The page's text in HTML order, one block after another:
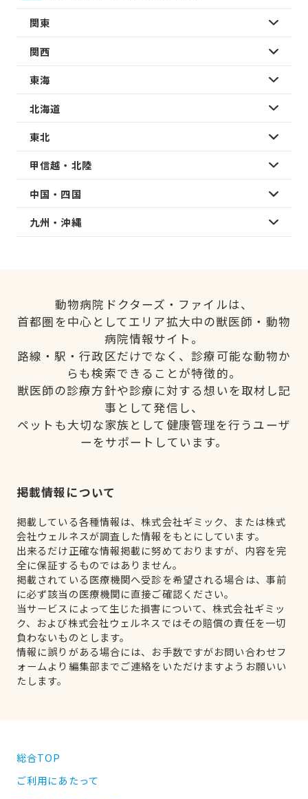
関東
関西
東海
北海道
東北
甲信越・北陸
中国・四国
九州・沖縄
動物病院ドクターズ・ファイルは、
首都圏を中心としてエリア拡大中の獣医師・動物
病院情報サイト。
路線・駅・行政区だけでなく、診療可能な動物か
らも検索できることが特徴的。
獣医師の診療方針や診療に対する想いを取材し記
事として発信し、
ペットも大切な家族として健康管理を行うユーザ
ーをサポートしています。
掲載情報について
掲載している各種情報は、株式会社ギミック、または株式
会社ウェルネスが調査した情報をもとにしています。
出来るだけ正確な情報掲載に努めておりますが、内容を完
全に保証するものではありません。
掲載されている医療機関へ受診を希望される場合は、事前
に必ず該当の医療機関に直接ご確認ください。
当サービスによって生じた損害について、株式会社ギミッ
ク、および株式会社ウェルネスではその賠償の責任を一切
負わないものとします。
情報に誤りがある場合には、お手数ですがお問い合わせフ
ォームより編集部までご連絡をいただけますようお願いい
たします。
総合TOP
ご利用にあたって